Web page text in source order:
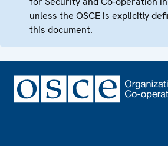
unless the OSCE is explicitly
this document.